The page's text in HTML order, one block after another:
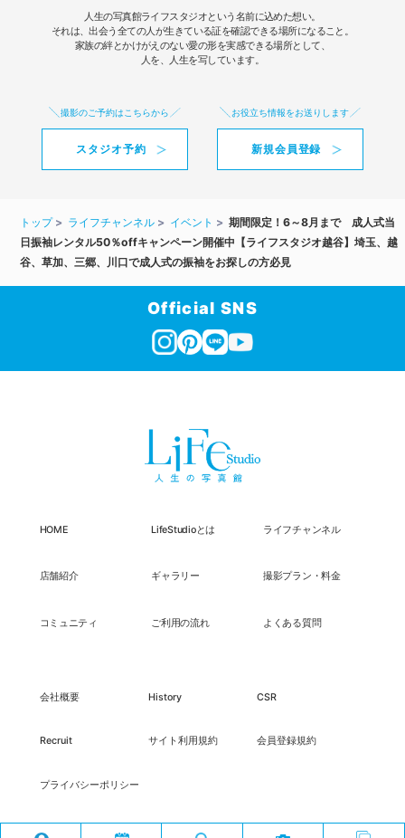
人生の写真館ライフスタジオという名前に込めた想い。
それは、出会う全ての人が生きている証を確認できる場所になること。
家族の絆とかけがえのない愛の形を実感できる場所として、
人を、人生を写しています。
撮影のご予約はこちらから
スタジオ予約
お役立ち情報をお送りします
新規会員登録
トップ ライフチャンネル イベント
期間限定！6～8月まで 成人式当
日振袖レンタル50％offキャンペーン開催中【ライフスタジオ越谷】埼玉、越
谷、草加、三郷、川口で成人式の振袖をお探しの方必見
Official SNS
HOME LifeStudioとは ライフチャンネル
店舗紹介 ギャラリー 撮影プラン・料金
コミュニティ ご利用の流れ よくある質問
会社概要 History CSR
Recruit サイト利用規約 会員登録規約
プライバシーポリシー